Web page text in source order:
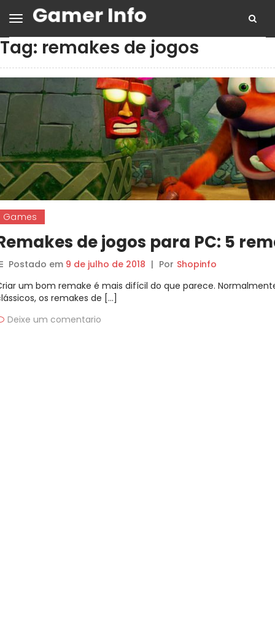
Tag: remakes de jogos
Games
de jogos para PC: 5
Postado em 9 de julho de 2018 | Por Shopinfo
um bom remake é mais difícil do que parece.
os remakes de […]
Deixe um comentario